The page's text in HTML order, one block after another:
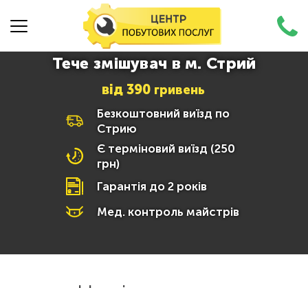
Тече змішувач в м. Стрий
від 390 гривень
Безкоштовний виїзд по
Стрию
Є терміновий виїзд (250
грн)
Гарантія до 2 років
Мед. контроль майстрів